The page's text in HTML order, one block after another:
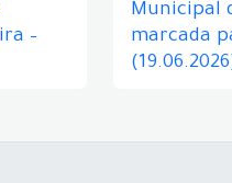
–
Municipal
marcada